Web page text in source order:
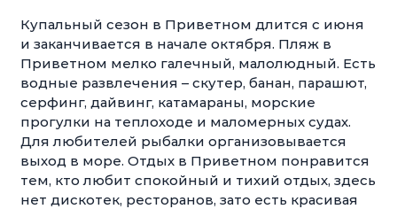
Купальный сезон в Приветном длится с июня
и заканчивается в начале октября. Пляж в
Приветном мелко галечный, малолюдный. Есть
водные развлечения – скутер, банан, парашют,
серфинг, дайвинг, катамараны, морские
прогулки на теплоходе и маломерных судах.
Для любителей рыбалки организовывается
выход в море. Отдых в Приветном понравится
тем, кто любит спокойный и тихий отдых, здесь
нет дискотек, ресторанов, зато есть красивая